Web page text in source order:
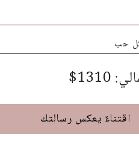
حب
$1310
اقتناءٌ يعكس رسالتك